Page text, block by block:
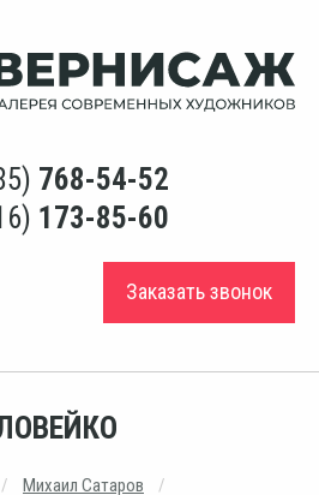
768-54-52
173-85-60
Заказать звонок
Михаил Сатаров